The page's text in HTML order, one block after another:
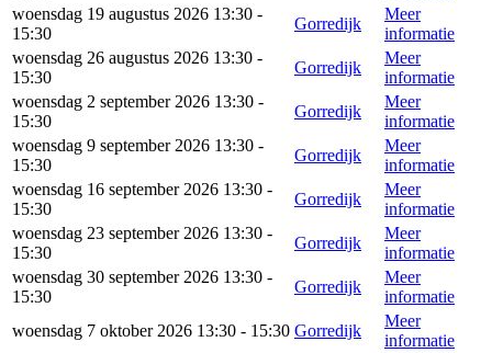
woensdag 19 augustus 2026 13:30 -
15:30
Gorredijk
Meer
informatie
woensdag 26 augustus 2026 13:30 -
15:30
Gorredijk
Meer
informatie
woensdag 2 september 2026 13:30 -
15:30
Gorredijk
Meer
informatie
woensdag 9 september 2026 13:30 -
15:30
Gorredijk
Meer
informatie
woensdag 16 september 2026 13:30 -
15:30
Gorredijk
Meer
informatie
woensdag 23 september 2026 13:30 -
15:30
Gorredijk
Meer
informatie
woensdag 30 september 2026 13:30 -
15:30
Gorredijk
Meer
informatie
woensdag 7 oktober 2026 13:30 - 15:30 Gorredijk
Meer
informatie